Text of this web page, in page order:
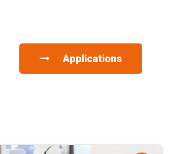
Applications